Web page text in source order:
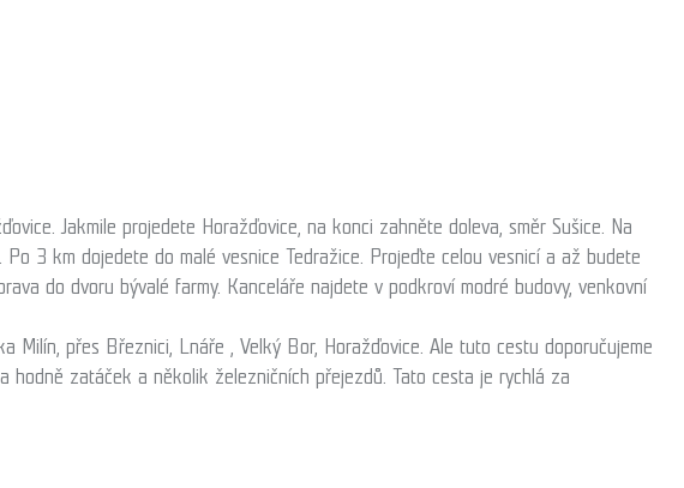
Jakmile projedete Horažďovice, na konci zahněte doleva, směr Sušice. Na
3 km dojedete do malé vesnice Tedražice. Projeďte celou vesnicí a až budete
do dvoru bývalé farmy. Kanceláře najdete v podkroví modré budovy, venkovní
Milín, přes Březnici, Lnáře , Velký Bor, Horažďovice. Ale tuto cestu doporučujeme
hodně zatáček a několik železničních přejezdů. Tato cesta je rychlá za